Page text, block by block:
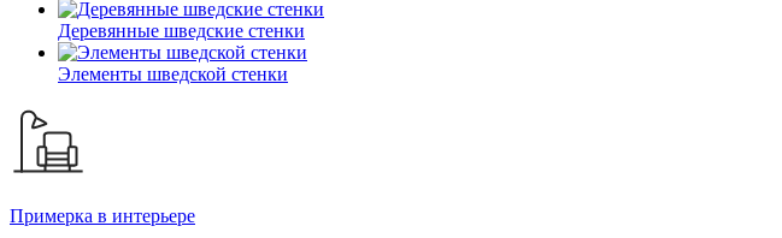
Деревянные шведские стенки
Элементы шведской стенки
Примерка в интерьере